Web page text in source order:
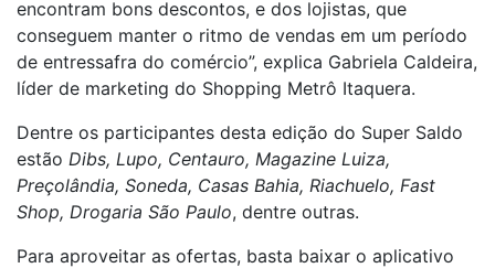
encontram bons descontos, e dos lojistas, que
conseguem manter o ritmo de vendas em um período
de entressafra do comércio”, explica Gabriela Caldeira,
líder de marketing do Shopping Metrô Itaquera.
Dentre os participantes desta edição do Super Saldo
estão Dibs, Lupo, Centauro, Magazine Luiza,
Preçolândia, Soneda, Casas Bahia, Riachuelo, Fast
Shop, Drogaria São Paulo, dentre outras.
Para aproveitar as ofertas, basta baixar o aplicativo